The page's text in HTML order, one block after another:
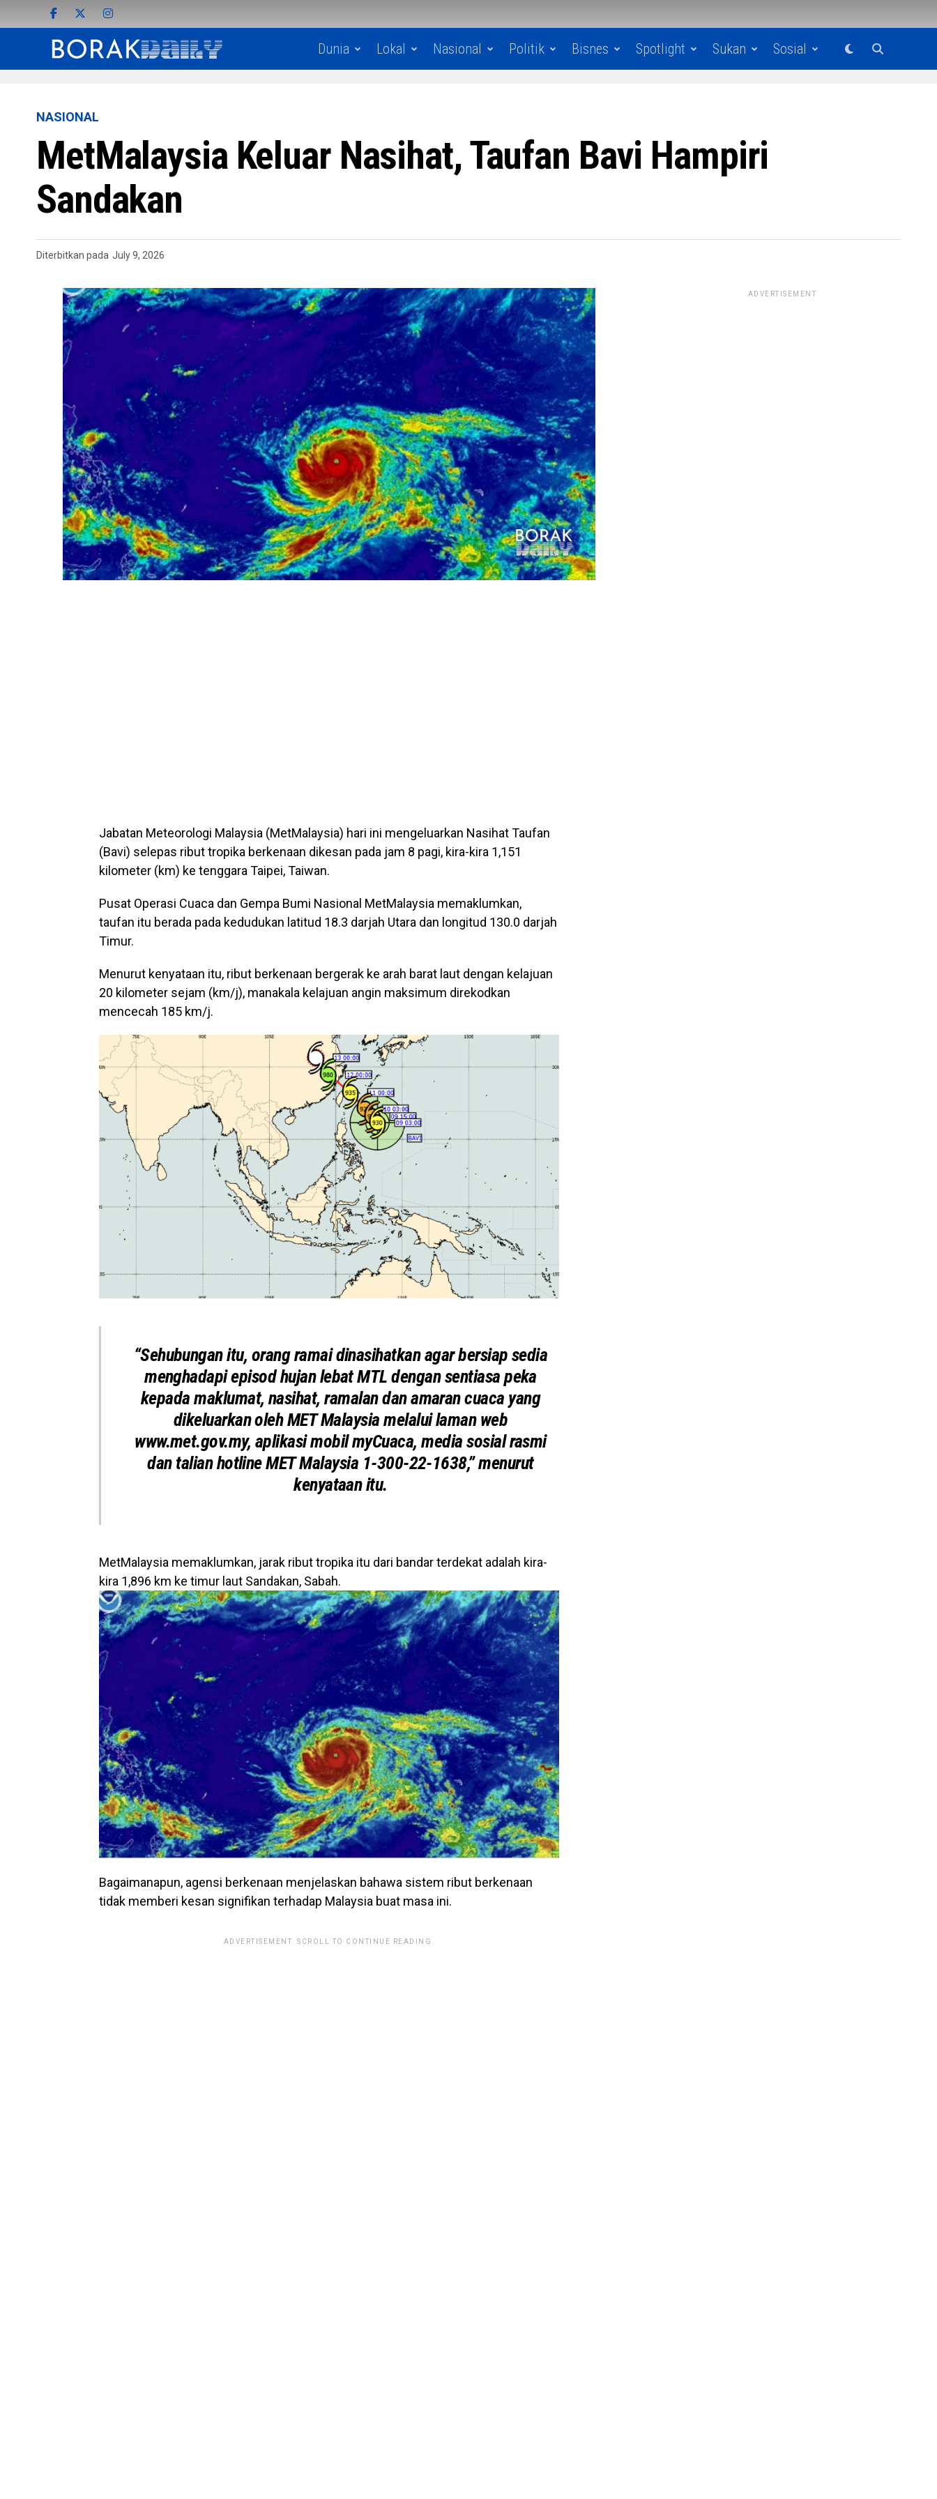
Dunia Lokal Nasional Politik Bisnes Spotlight Sukan Sosial
NASIONAL
MetMalaysia Keluar Nasihat, Taufan Bavi Hampiri
Sandakan
Diterbitkan pada July 9, 2026
Jabatan Meteorologi Malaysia (MetMalaysia) hari ini mengeluarkan Nasihat Taufan
(Bavi) selepas ribut tropika berkenaan dikesan pada jam 8 pagi, kira-kira 1,151
kilometer (km) ke tenggara Taipei, Taiwan.
Pusat Operasi Cuaca dan Gempa Bumi Nasional MetMalaysia memaklumkan,
taufan itu berada pada kedudukan latitud 18.3 darjah Utara dan longitud 130.0 darjah
Timur.
Menurut kenyataan itu, ribut berkenaan bergerak ke arah barat laut dengan kelajuan
20 kilometer sejam (km/j), manakala kelajuan angin maksimum direkodkan
mencecah 185 km/j.
“Sehubungan itu, orang ramai dinasihatkan agar bersiap sedia
menghadapi episod hujan lebat MTL dengan sentiasa peka
kepada maklumat, nasihat, ramalan dan amaran cuaca yang
dikeluarkan oleh MET Malaysia melalui laman web
www.met.gov.my, aplikasi mobil myCuaca, media sosial rasmi
dan talian hotline MET Malaysia 1-300-22-1638,” menurut
kenyataan itu.
MetMalaysia memaklumkan, jarak ribut tropika itu dari bandar terdekat adalah kira-
kira 1,896 km ke timur laut Sandakan, Sabah.
Bagaimanapun, agensi berkenaan menjelaskan bahawa sistem ribut berkenaan
tidak memberi kesan signifikan terhadap Malaysia buat masa ini.
ADVERTISEMENT. SCROLL TO CONTINUE READING.
ADVERTISEMENT